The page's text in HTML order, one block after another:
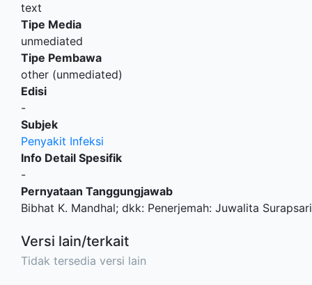
text
Tipe Media
unmediated
Tipe Pembawa
other (unmediated)
Edisi
-
Subjek
Penyakit Infeksi
Info Detail Spesifik
-
Pernyataan Tanggungjawab
Bibhat K. Mandhal; dkk: Penerjemah: Juwalita Surapsari
Versi lain/terkait
Tidak tersedia versi lain